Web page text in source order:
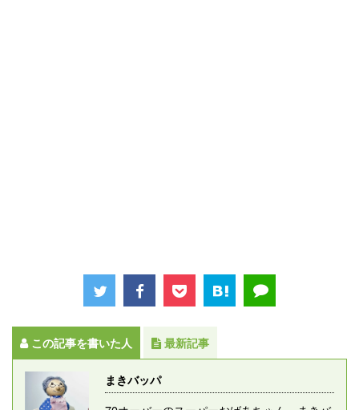
この記事を書いた人 最新記事
まきバッパ